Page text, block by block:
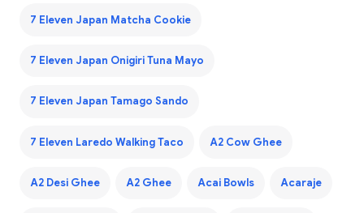
7 Eleven Japan Matcha Cookie
7 Eleven Japan Onigiri Tuna Mayo
7 Eleven Japan Tamago Sando
7 Eleven Laredo Walking Taco A2 Cow Ghee
A2 Desi Ghee A2 Ghee Acai Bowls Acaraje